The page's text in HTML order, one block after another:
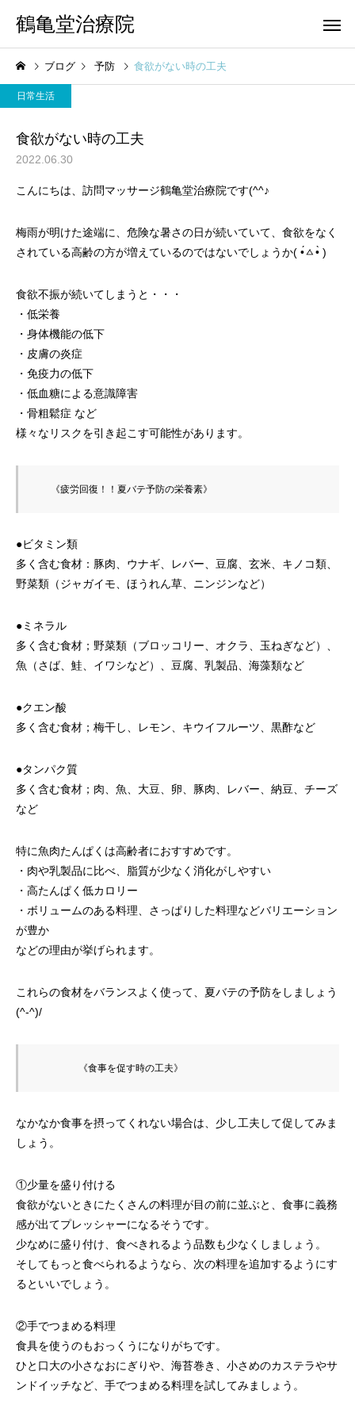
鶴亀堂治療院
ブログ 予防 食欲がない時の工夫
日常生活
食欲がない時の工夫
2022.06.30
こんにちは、訪問マッサージ鶴亀堂治療院です(^^♪
梅雨が明けた途端に、危険な暑さの日が続いていて、食欲をなく
されている高齢の方が増えているのではないでしょうか( •́ㅿ•̀ )
食欲不振が続いてしまうと・・・
・低栄養
・身体機能の低下
・皮膚の炎症
・免疫力の低下
・低血糖による意識障害
・骨粗鬆症 など
様々なリスクを引き起こす可能性があります。
   《疲労回復！！夏バテ予防の栄養素》
●ビタミン類
多く含む食材：豚肉、ウナギ、レバー、豆腐、玄米、キノコ類、
野菜類（ジャガイモ、ほうれん草、ニンジンなど）
●ミネラル
多く含む食材；野菜類（ブロッコリー、オクラ、玉ねぎなど）、
魚（さば、鮭、イワシなど）、豆腐、乳製品、海藻類など
●クエン酸
多く含む食材；梅干し、レモン、キウイフルーツ、黒酢など
●タンパク質
多く含む食材；肉、魚、大豆、卵、豚肉、レバー、納豆、チーズ
など
特に魚肉たんぱくは高齢者におすすめです。
・肉や乳製品に比べ、脂質が少なく消化がしやすい
・高たんぱく低カロリー
・ボリュームのある料理、さっぱりした料理などバリエーション
が豊か
などの理由が挙げられます。
これらの食材をバランスよく使って、夏バテの予防をしましょう
(^-^)/
        《食事を促す時の工夫》
なかなか食事を摂ってくれない場合は、少し工夫して促してみま
しょう。
①少量を盛り付ける
食欲がないときにたくさんの料理が目の前に並ぶと、食事に義務
感が出てプレッシャーになるそうです。
少なめに盛り付け、食べきれるよう品数も少なくしましょう。
そしてもっと食べられるようなら、次の料理を追加するようにす
るといいでしょう。
②手でつまめる料理
食具を使うのもおっくうになりがちです。
ひと口大の小さなおにぎりや、海苔巻き、小さめのカステラやサ
ンドイッチなど、手でつまめる料理を試してみましょう。